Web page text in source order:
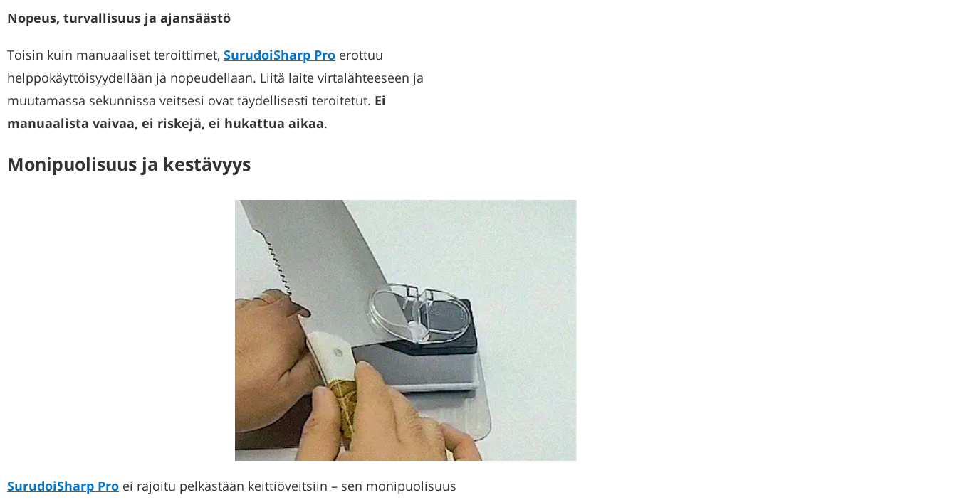
Nopeus, turvallisuus ja ajansäästö
Toisin kuin manuaaliset teroittimet, SurudoiSharp Pro erottuu
helppokäyttöisyydellään ja nopeudellaan. Liitä laite virtalähteeseen ja
muutamassa sekunnissa veitsesi ovat täydellisesti teroitetut. Ei
manuaalista vaivaa, ei riskejä, ei hukattua aikaa.
Monipuolisuus ja kestävyys
SurudoiSharp Pro ei rajoitu pelkästään keittiöveitsiin – sen monipuolisuus